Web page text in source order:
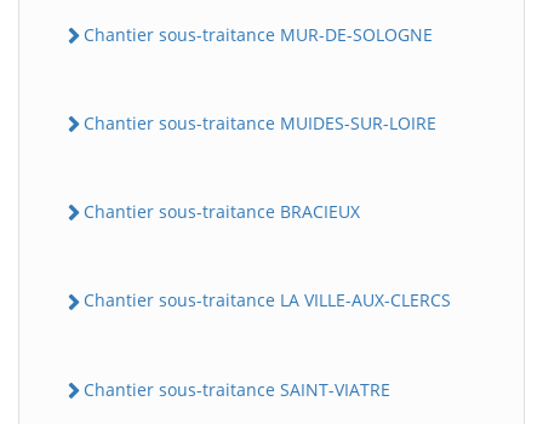
Chantier sous-traitance MUR-DE-SOLOGNE
Chantier sous-traitance MUIDES-SUR-LOIRE
Chantier sous-traitance BRACIEUX
Chantier sous-traitance LA VILLE-AUX-CLERCS
Chantier sous-traitance SAINT-VIATRE